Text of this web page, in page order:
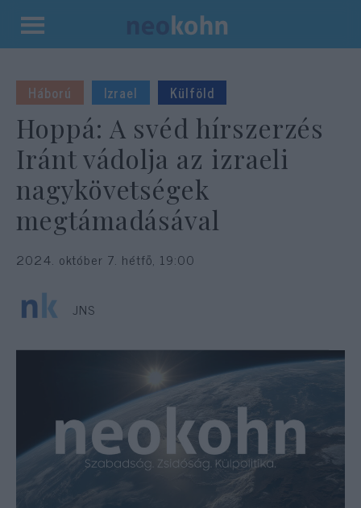
Kilépés
tartalomba
Háború Izrael Külföld
Hoppá: A svéd hírszerzés
Iránt vádolja az izraeli
nagykövetségek
megtámadásával
2024. október 7. hétfő, 19:00
JNS